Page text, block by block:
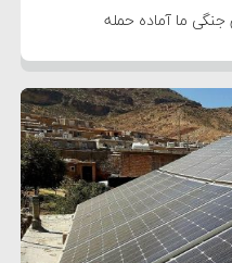
ما آماده حمله
به ایران
درباره همراهی با
گسترده‌ای برای پاسخ به
ایران را صادر کرد
اصابت قرار گرفته و
برای خلع سلاح کامل